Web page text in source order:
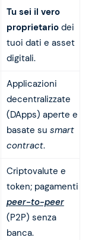
Tu sei il vero
proprietariodei
tuoi dati e asset
digitali.
Applicazioni
decentralizzate
(DApps) aperte e
basate su smart
contract.
Criptovalute e
token; pagamenti
peer-to-peer
(P2P) senza
banca.